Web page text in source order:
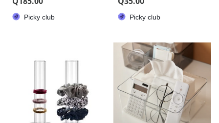
Picky club Picky club